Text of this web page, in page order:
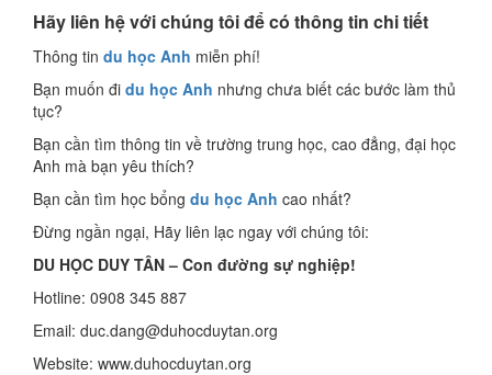
Hãy liên hệ với chúng tôi để có thông tin chi tiết
Thông tin du học Anh miễn phí!
Bạn muốn đi du học Anh nhưng chưa biết các bước làm thủ
tục?
Bạn cần tìm thông tin về trường trung học, cao đẳng, đại học
Anh mà bạn yêu thích?
Bạn cần tìm học bổng du học Anh cao nhất?
Đừng ngần ngại, Hãy liên lạc ngay với chúng tôi:
DU HỌC DUY TÂN – Con đường sự nghiệp!
Hotline: 0908 345 887
Email: duc.dang@duhocduytan.org
Website: www.duhocduytan.org